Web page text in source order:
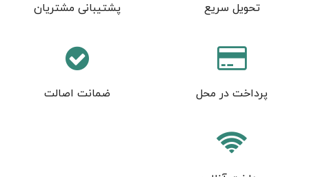
تحویل سریع پشتیبانی مشتریان
پرداخت در محل ضمانت اصالت